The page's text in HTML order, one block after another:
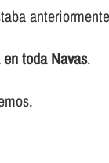
toda Navas.